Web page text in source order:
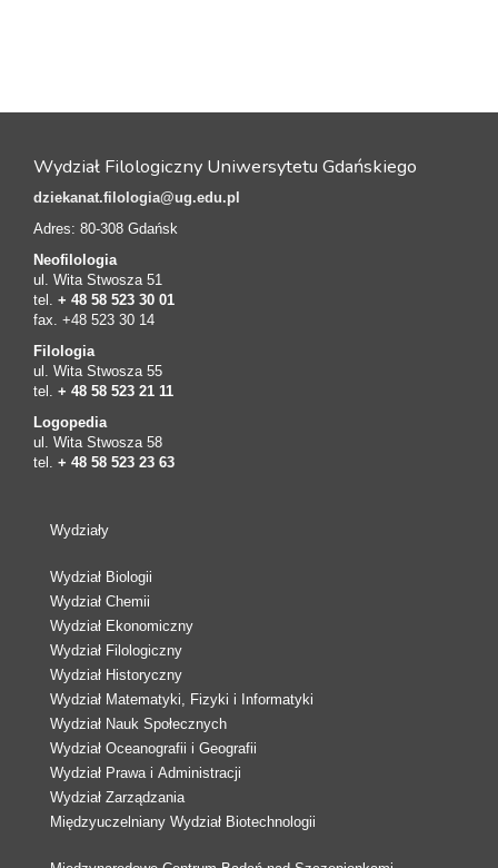
Wydział Filologiczny Uniwersytetu Gdańskiego
dziekanat.filologia@ug.edu.pl
Adres: 80-308 Gdańsk
Neofilologia
ul. Wita Stwosza 51
tel. + 48 58 523 30 01
fax. +48 523 30 14
Filologia
ul. Wita Stwosza 55
tel. + 48 58 523 21 11
Logopedia
ul. Wita Stwosza 58
tel. + 48 58 523 23 63
Wydziały
Wydział Biologii
Wydział Chemii
Wydział Ekonomiczny
Wydział Filologiczny
Wydział Historyczny
Wydział Matematyki, Fizyki i Informatyki
Wydział Nauk Społecznych
Wydział Oceanografii i Geografii
Wydział Prawa i Administracji
Wydział Zarządzania
Międzyuczelniany Wydział Biotechnologii